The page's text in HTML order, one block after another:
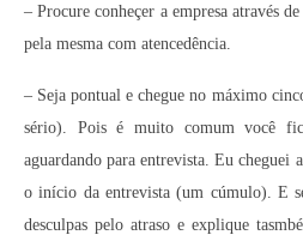
– Procure conheçer a empresa através
pela mesma com atencedência.
– Seja pontual e chegue no máximo
sério). Pois é muito comum você
aguardando para entrevista. Eu cheguei
o início da entrevista (um cúmulo). E
desculpas pelo atraso e explique